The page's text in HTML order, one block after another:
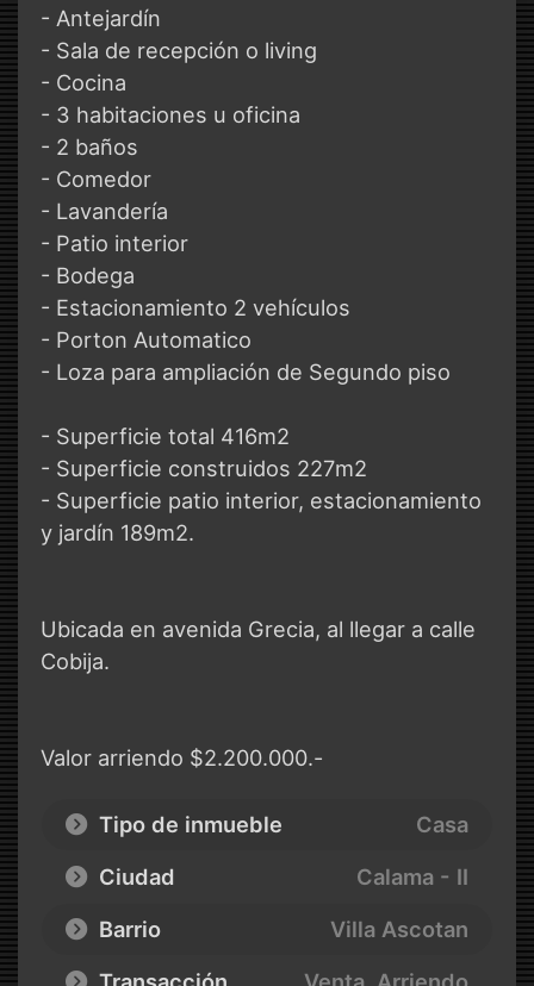
- Antejardín
- Sala de recepción o living
- Cocina
- 3 habitaciones u oficina
- 2 baños
- Comedor
- Lavandería
- Patio interior
- Bodega
- Estacionamiento 2 vehículos
- Porton Automatico
- Loza para ampliación de Segundo piso
- Superficie total 416m2
- Superficie construidos 227m2
- Superficie patio interior, estacionamiento
y jardín 189m2.
Ubicada en avenida Grecia, al llegar a calle
Cobija.
Valor arriendo $2.200.000.-
Tipo de inmueble
Casa
Ciudad
Calama - II
Barrio
Villa Ascotan